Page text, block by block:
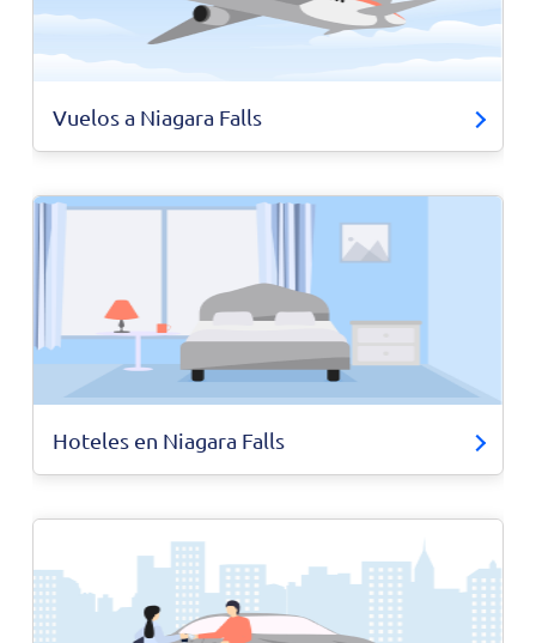
Vuelos a Niagara Falls
Hoteles en Niagara Falls